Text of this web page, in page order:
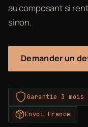
au composant si
sinon.
Demander un
Garantie 3 mois
Envoi France